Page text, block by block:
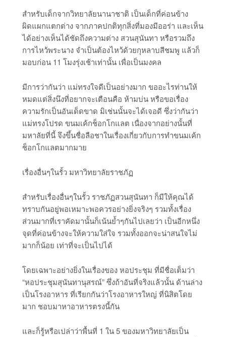
สำหรับเด็กจากวิทยาลัยนานาชาติ เป็นเด็กที่ค่อนข้าง
ผิดแผกแตกต่าง จากภาคปกติทุกสิ่งที่มองมีออร่า และเห็น
ได้อย่างเห็นได้ชัดถึงความต่าง สวนสุนันทา หรือรวมถึง
การไหว้พระนาง จำเป็นต้องไหว้ด้วยกุหลาบสีชมพู แล้วก็
มอบก่อน 11 โมงรุ่งเช้าเท่านั้น เพื่อเป็นมงคล
มีการว่ากันว่า แม่ทรงใจดีเป็นอย่างมาก ขออะไรท่านให้
หมดแต่สิ่งนึงที่อยากจะเตือนคือ ห้ามบ่น หรือขอเรื่อง
ความรักเป็นอันเด็ดขาด มิเช่นนั้นจะได้เจอดี ซึ่งว่ากันว่า
แม่ทรงโปรด ขนมเค้กช็อกโกแลต เนื่องจากอย่างนั้นที่
มหาลัยที่นี้ จึงขึ้นชื่อลือชาในเรื่องเกี่ยวกับการทำขนมเค้ก
ช็อกโกแลตมากมาย
เรื่องอื่นๆในรั้ว มหาวิทยาลัยราชภัฏ
สำหรับเรื่องอื่นๆในรั้ว ราชภัฏสวนสุนันทา ก็มีให้คุณได้
ทราบกันอยู่พอเหมาะพอควรอย่างยิ่งจริงๆ รวมทั้งเรื่อง
ส่วนมากที่เราคัดมานั้นก็เน้นย้ำๆกันไปเลยว่า เป็นอีกหนึ่ง
จุดที่ค่อนข้างจะให้ความใส่ใจ รวมทั้งออกจะน่าสนใจไม่
มากก็น้อย เท่าที่จะเป็นไปได้
โดยเฉพาะอย่างยิ่งในเรื่องของ หอประชุม ที่มีชื่อเต็มว่า
“หอประชุมสุนันทานุสรณ์” ซึ่งถ้าอันที่จริงแล้วนั้น ด้านล่าง
เป็นโรงอาหาร ที่เรียกกันว่าโรงอาหารใหญ่ ที่นิสิตโดย
มาก ชอบมาหาอาหารตรงนี้กัน
และก็รู้หรือเปล่าว่าพื้นที่ 1 ใน 5 ของมหาวิทยาลัยเป็น